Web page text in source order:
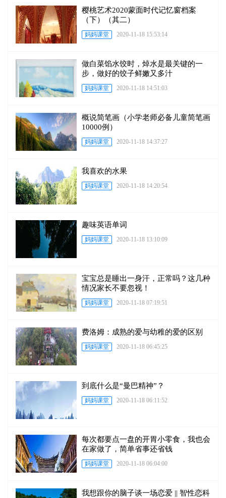
樱桃艺术2020蒙面时代记忆窗档案
（下）（其二）
妈妈课堂 2020-11-18 15:53:14
做白菜馅水饺时，焯水是最关键的一
步，做好的饺子鲜嫩又多汁
妈妈课堂 2020-11-18 14:51:03
概说简笔画（小学老师必备儿童简笔画
10000例）
妈妈课堂 2020-11-18 14:37:27
我喜欢的水果
妈妈课堂 2020-11-18 14:20:54
趣味英语单词
妈妈课堂 2020-11-18 13:10:09
宝宝总是睡出一身汗，正常吗？这几种
情况家长不要忽视！
妈妈课堂 2020-11-18 07:19:51
费洛姆：成熟的爱与幼稚的爱的区别
妈妈课堂 2020-11-18 06:45:25
到底什么是“曼巴精神”？
妈妈课堂 2020-11-18 06:11:52
每次都要点一盘的开胃小零食，我也会
在家做了，简单省事还省钱
妈妈课堂 2020-11-18 06:04:00
我想跟你的脑子谈一场恋爱 || 智性恋科